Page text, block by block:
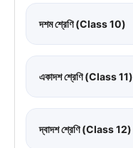
দশম শ্রেণি (Class 10)
একাদশ শ্রেণি (Class 11)
দ্বাদশ শ্রেণি (Class 12)